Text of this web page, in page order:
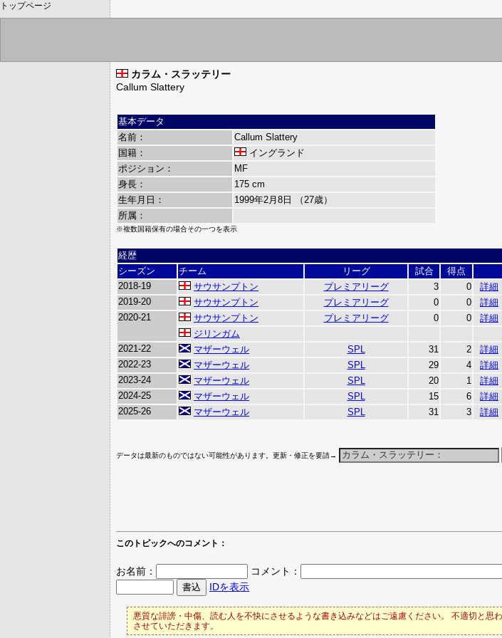
トップページ
カラム・スラッテリー
Callum Slattery
基本データ
名前：
Callum Slattery
国籍：
イングランド
ポジション：
MF
身長：
175 cm
生年月日：
1999年2月8日 （27歳）
所属：
※複数国籍保有の場合その一つを表示
経歴
シーズン
チーム リーグ 試合
得点
2018-19
サウサンプトン プレミアリーグ 3 0
詳細
2019-20
サウサンプトン プレミアリーグ 0 0
詳細
2020-21
サウサンプトン プレミアリーグ 0 0
詳細
ジリンガム
2021-22
マザーウェル SPL 31 2
詳細
2022-23
マザーウェル SPL 29 4
詳細
2023-24
マザーウェル SPL 20 1
詳細
2024-25
マザーウェル SPL 15 6
詳細
2025-26
マザーウェル SPL 31 3 詳細
データは最新のものではない可能性があります。更新・修正を要請→
このトピックへのコメント：
お名前： コメント：
IDを表示
悪質な誹謗・中傷、読む人を不快にさせるような書き込みなどはご遠慮ください。 不適切と思
させていただきます。